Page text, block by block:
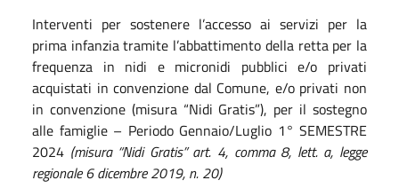
Interventi per sostenere l’accesso ai servizi per la
prima infanzia tramite l’abbattimento della retta per la
frequenza in nidi e micronidi pubblici e/o privati
acquistati in convenzione dal Comune, e/o privati non
in convenzione (misura “Nidi Gratis”), per il sostegno
alle famiglie – Periodo Gennaio/Luglio 1° SEMESTRE
2024 (misura “Nidi Gratis” art. 4, comma 8, lett. a, legge
regionale 6 dicembre 2019, n. 20)